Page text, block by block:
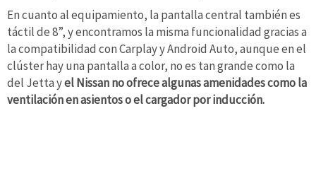
En cuanto al equipamiento, la pantalla central también es
táctil de 8”, y encontramos la misma funcionalidad gracias a
la compatibilidad con Carplay y Android Auto, aunque en el
clúster hay una pantalla a color, no es tan grande como la
del Jetta yel Nissan no ofrece algunas amenidades como la
ventilación en asientos o el cargador por inducción.